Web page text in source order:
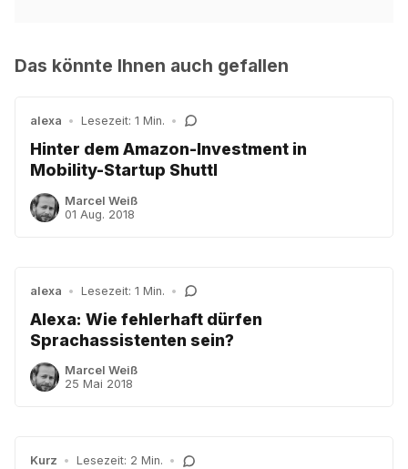
Das könnte Ihnen auch gefallen
alexa • Lesezeit: 1 Min. •
Hinter dem Amazon-Investment in
Mobility-Startup Shuttl
Marcel Weiß
01 Aug. 2018
alexa • Lesezeit: 1 Min. •
Alexa: Wie fehlerhaft dürfen
Sprachassistenten sein?
Marcel Weiß
25 Mai 2018
Kurz • Lesezeit: 2 Min. •